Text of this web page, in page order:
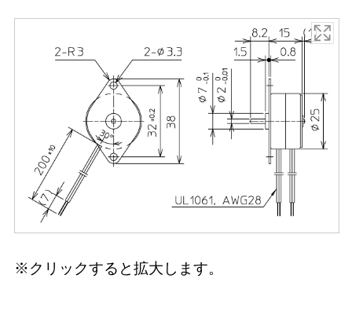
※クリックすると拡大します。